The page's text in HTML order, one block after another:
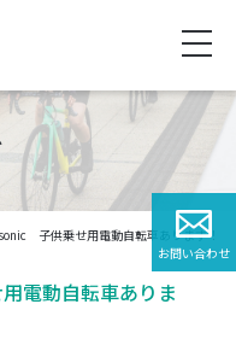
子供乗せ用電動自転車あります！！
電動自転車ありま
お問い合わせ